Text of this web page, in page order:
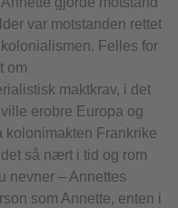
var motstanden rettet
Felles for
om
maktkrav, i det
erobre Europa og
kolonimakten Frankrike
så nært i tid og rom
nevner – Annettes
som Annette, enten i